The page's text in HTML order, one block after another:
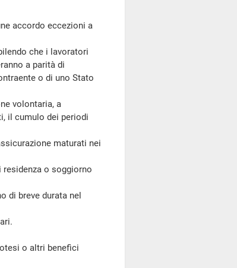
accordo eccezioni a
che i lavoratori
a parità di
o di uno Stato
volontaria, a
il cumulo dei periodi
maturati nei
o soggiorno
di breve durata nel
o altri benefìci